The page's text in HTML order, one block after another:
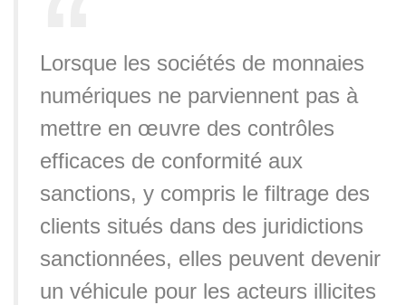
Lorsque les sociétés de monnaies
numériques ne parviennent pas à
mettre en œuvre des contrôles
efficaces de conformité aux
sanctions, y compris le filtrage des
clients situés dans des juridictions
sanctionnées, elles peuvent devenir
un véhicule pour les acteurs illicites